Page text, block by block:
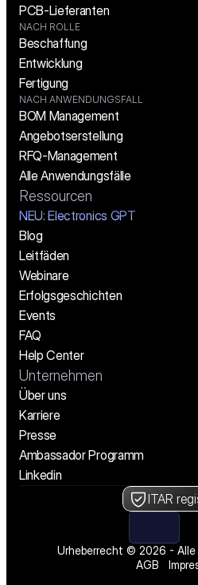
PCB-Lieferanten
NACH ROLLE
Beschaffung
Entwicklung
Fertigung
NACH ANWENDUNGSFALL
BOM Management
Angebotserstellung
RFQ-Management
Alle Anwendungsfälle
Ressourcen
NEU: Electronics GPT
Blog
Leitfäden
Webinare
Erfolgsgeschichten
Events
FAQ
Help Center
Unternehmen
Über uns
Karriere
Presse
Ambassador Programm
Linkedin
ITAR
Urheberrecht © 2026 -
AGB